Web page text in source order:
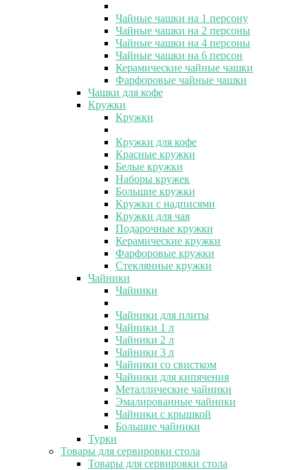
Чайные чашки на 1 персону
Чайные чашки на 2 персоны
Чайные чашки на 4 персоны
Чайные чашки на 6 персон
Керамические чайные чашки
Фарфоровые чайные чашки
Чашки для кофе
Кружки
Кружки
Кружки для кофе
Красные кружки
Белые кружки
Наборы кружек
Большие кружки
Кружки с надписями
Кружки для чая
Подарочные кружки
Керамические кружки
Фарфоровые кружки
Стеклянные кружки
Чайники
Чайники
Чайники для плиты
Чайники 1 л
Чайники 2 л
Чайники 3 л
Чайники со свистком
Чайники для кипячения
Металлические чайники
Эмалированные чайники
Чайники с крышкой
Большие чайники
Турки
Товары для сервировки стола
Товары для сервировки стола